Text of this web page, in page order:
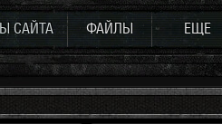
САЙТА ФАЙЛЫ ЕЩЕ